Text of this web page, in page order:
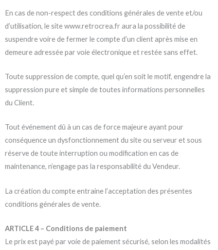
En cas de non-respect des conditions générales de vente et/ou
d’utilisation, le site www.retrocrea.fr aura la possibilité de
suspendre voire de fermer le compte d’un client après mise en
demeure adressée par voie électronique et restée sans effet.
Toute suppression de compte, quel qu’en soit le motif, engendre la
suppression pure et simple de toutes informations personnelles
du Client.
Tout événement dû à un cas de force majeure ayant pour
conséquence un dysfonctionnement du site ou serveur et sous
réserve de toute interruption ou modification en cas de
maintenance, n’engage pas la responsabilité du Vendeur.
La création du compte entraine l’acceptation des présentes
conditions générales de vente.
ARTICLE 4 – Conditions de paiement
Le prix est payé par voie de paiement sécurisé, selon les modalités